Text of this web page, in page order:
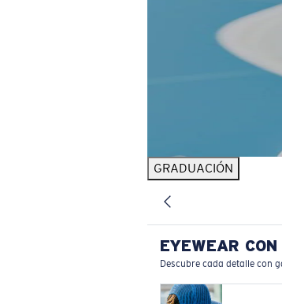
GRADUACIÓN
EYEWEAR
Descubre cada detalle con